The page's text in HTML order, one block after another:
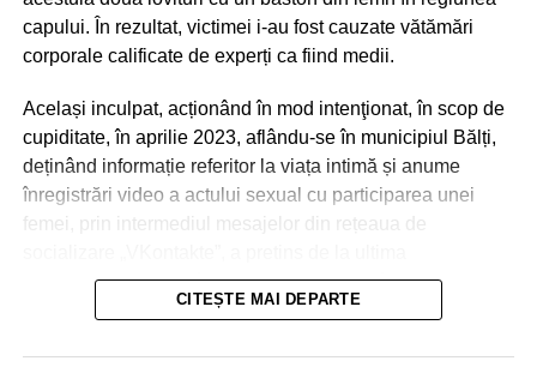
capului. În rezultat, victimei i-au fost cauzate vătămări
corporale calificate de experți ca fiind medii.
Același inculpat, acționând în mod intenţionat, în scop de
cupiditate, în aprilie 2023, aflându-se în municipiul Bălți,
deținând informație referitor la viața intimă și anume
înregistrări video a actului sexual cu participarea unei
femei, prin intermediul mesajelor din rețeaua de
transmiterea banilor în sumă de 600 euro, în caz contrar o
amenința cu răspândirea înregistrărilor video.
La 21 aprilie 2023, aflându-se în apartamentul părții
CITEȘTE MAI DEPARTE